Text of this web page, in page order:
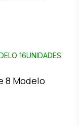
8 Modelo